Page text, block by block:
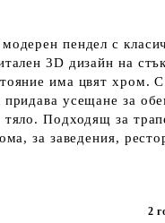
пендел с
3D дизайн на
има цвят хром.
придава усещане за
тяло. Подходящ за
за заведения,
2